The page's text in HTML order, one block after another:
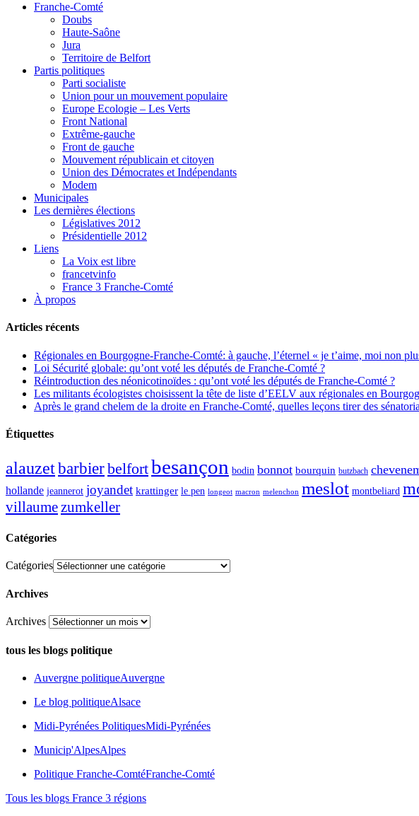
Franche-Comté
Doubs
Haute-Saône
Jura
Territoire de Belfort
Partis politiques
Parti socialiste
Union pour un mouvement populaire
Europe Ecologie – Les Verts
Front National
Extrême-gauche
Front de gauche
Mouvement républicain et citoyen
Union des Démocrates et Indépendants
Modem
Municipales
Les dernières élections
Législatives 2012
Présidentielle 2012
Liens
La Voix est libre
francetvinfo
France 3 Franche-Comté
À propos
Articles récents
Régionales en Bourgogne-Franche-Comté: à gauche, l’éternel « je t’aime, moi non
Loi Sécurité globale: qu’ont voté les députés de Franche-Comté ?
Réintroduction des néonicotinoïdes : qu’ont voté les députés de Franche-Comté ?
Les militants écologistes choisissent la tête de liste d’EELV aux régionales en
Après le grand chelem de la droite en Franche-Comté, quelles leçons tirer des
Étiquettes
alauzetbarbierbelfortbesançon bodin bonnot bourquin butzbach
hollande jeannerot joyandet krattinger le pen longeot macron melenchon meslot montbeliard
villaumezumkeller
Catégories
Catégories
Archives
Archives
tous les blogs politique
Auvergne politiqueAuvergne
Le blog politiqueAlsace
Midi-Pyrénées PolitiquesMidi-Pyrénées
Municip'AlpesAlpes
Politique Franche-ComtéFranche-Comté
Tous les blogs France 3 régions